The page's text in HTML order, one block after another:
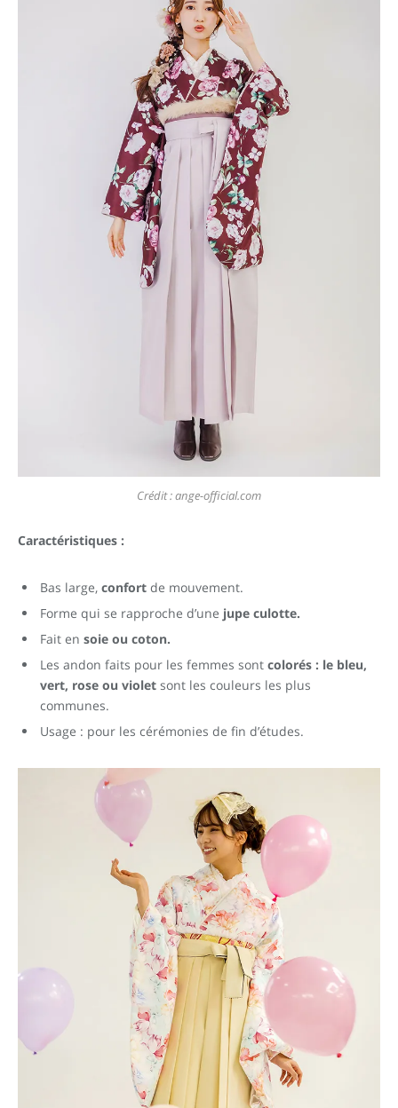
Crédit : ange-official.com
Caractéristiques :
Bas large, confort de mouvement.
Forme qui se rapproche d’une jupe culotte.
Fait en soie ou coton.
Les andon faits pour les femmes sont colorés : le bleu,
vert, rose ou violet sont les couleurs les plus
communes.
Usage : pour les cérémonies de fin d’études.